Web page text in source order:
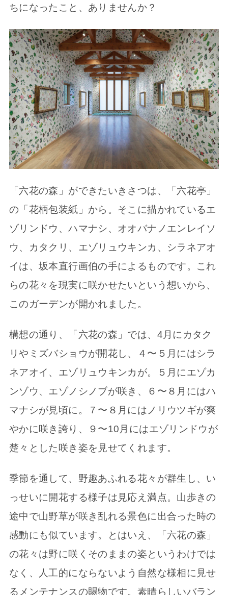
ちになったこと、ありませんか？
「六花の森」ができたいきさつは、「六花亭」
の「花柄包装紙」から。そこに描かれているエ
ゾリンドウ、ハマナシ、オオバナノエンレイソ
ウ、カタクリ、エゾリュウキンカ、シラネアオ
イは、坂本直行画伯の手によるものです。これ
らの花々を現実に咲かせたいという想いから、
このガーデンが開かれました。
構想の通り、「六花の森」では、4月にカタク
リやミズバショウが開花し、４〜５月にはシラ
ネアオイ、エゾリュウキンカが。５月にエゾカ
ンゾウ、エゾノシノブが咲き、６〜８月にはハ
マナシが見頃に。７〜８月にはノリウツギが爽
やかに咲き誇り、９〜10月にはエゾリンドウが
楚々とした咲き姿を見せてくれます。
季節を通して、野趣あふれる花々が群生し、い
っせいに開花する様子は見応え満点。山歩きの
途中で山野草が咲き乱れる景色に出合った時の
感動にも似ています。とはいえ、「六花の森」
の花々は野に咲くそのままの姿というわけでは
なく、人工的にならないよう自然な様相に見せ
るメンテナンスの賜物です。素晴らしいバラン